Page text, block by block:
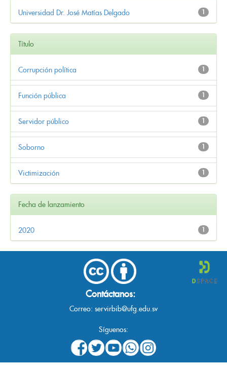
1
Universidad Dr. José Matías Delgado
Título
1
Corrupción política
1
Función pública
1
Servidor público
1
Soborno
1
Victimización
Fecha de lanzamiento
1
2020
Contáctanos:
Correo: servirbib@ufg.edu.sv
Síguenos: